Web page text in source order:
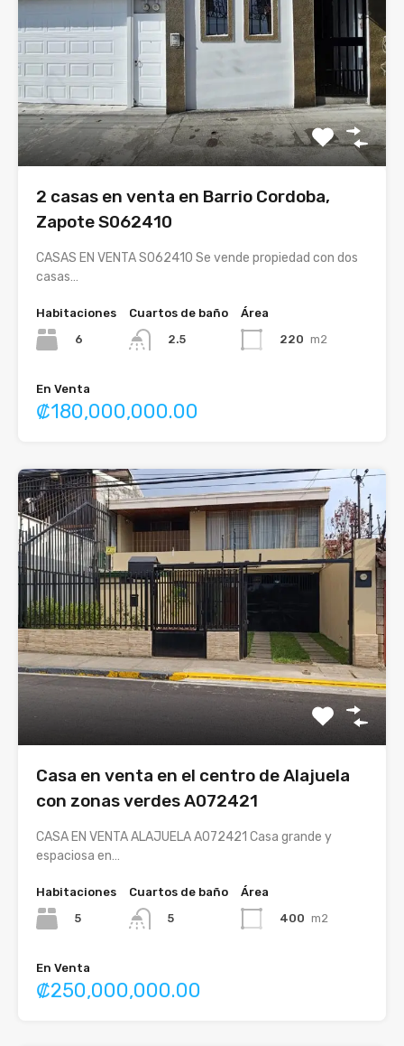
2 casas en venta en Barrio Cordoba,
Zapote S062410
CASAS EN VENTA S062410 Se vende propiedad con dos
casas…
Habitaciones
6
Cuartos de baño
2.5
Área
220 m2
En Venta
₡180,000,000.00
Casa en venta en el centro de Alajuela
con zonas verdes A072421
CASA EN VENTA ALAJUELA A072421 Casa grande y
espaciosa en…
Habitaciones
5
Cuartos de baño
5
Área
400 m2
En Venta
₡250,000,000.00